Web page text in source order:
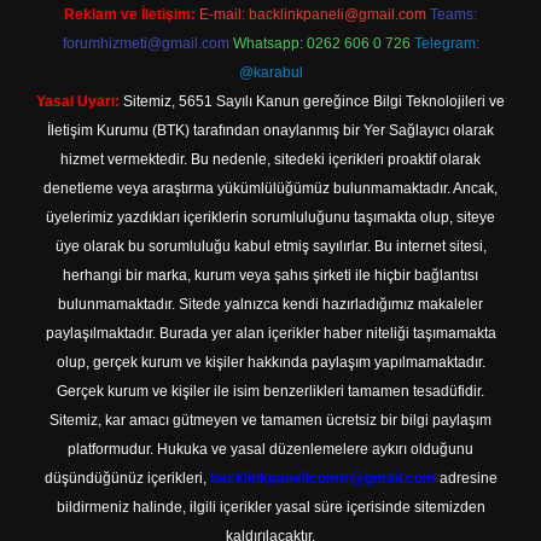
Reklam ve İletişim: E-mail: backlinkpaneli@gmail.com Teams:
forumhizmeti@gmail.com Whatsapp: 0262 606 0 726 Telegram:
@karabul
Yasal Uyarı: Sitemiz, 5651 Sayılı Kanun gereğince Bilgi Teknolojileri ve
İletişim Kurumu (BTK) tarafından onaylanmış bir Yer Sağlayıcı olarak
hizmet vermektedir. Bu nedenle, sitedeki içerikleri proaktif olarak
denetleme veya araştırma yükümlülüğümüz bulunmamaktadır. Ancak,
üyelerimiz yazdıkları içeriklerin sorumluluğunu taşımakta olup, siteye
üye olarak bu sorumluluğu kabul etmiş sayılırlar. Bu internet sitesi,
herhangi bir marka, kurum veya şahıs şirketi ile hiçbir bağlantısı
bulunmamaktadır. Sitede yalnızca kendi hazırladığımız makaleler
paylaşılmaktadır. Burada yer alan içerikler haber niteliği taşımamakta
olup, gerçek kurum ve kişiler hakkında paylaşım yapılmamaktadır.
Gerçek kurum ve kişiler ile isim benzerlikleri tamamen tesadüfidir.
Sitemiz, kar amacı gütmeyen ve tamamen ücretsiz bir bilgi paylaşım
platformudur. Hukuka ve yasal düzenlemelere aykırı olduğunu
düşündüğünüz içerikleri, backlinkpanelicomtr@gmail.com adresine
bildirmeniz halinde, ilgili içerikler yasal süre içerisinde sitemizden
kaldırılacaktır.